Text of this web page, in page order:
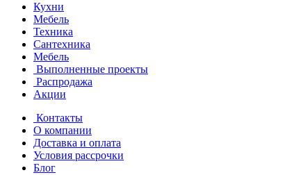
Кухни
Мебель
Техника
Сантехника
Мебель
Выполненные проекты
Распродажа
Акции
Контакты
О компании
Доставка и оплата
Условия рассрочки
Блог